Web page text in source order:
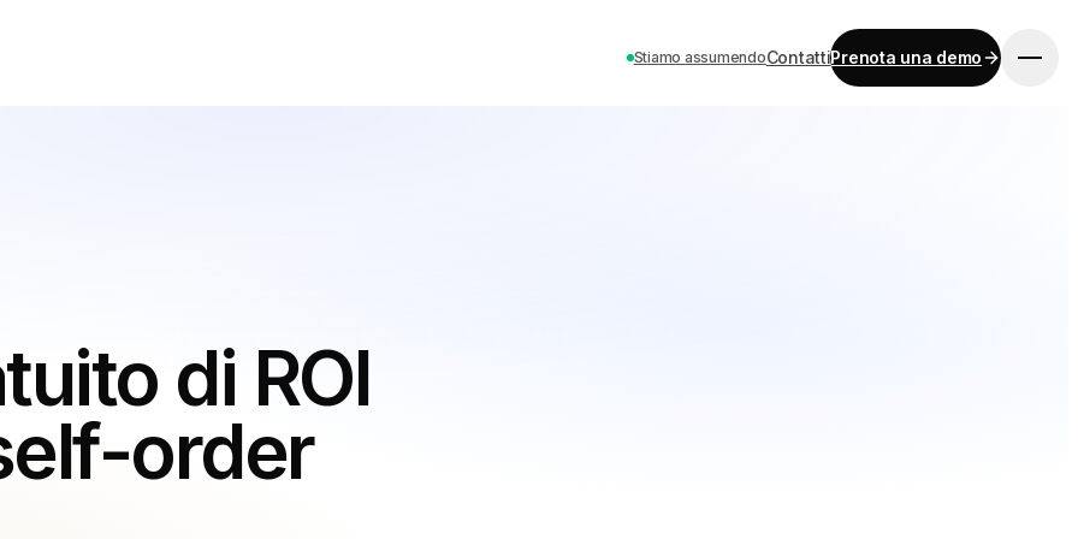
Stiamo assumendoContattiPrenota una demo
consegna a domicilio
cucine virtuali
Toast
di ROI
order